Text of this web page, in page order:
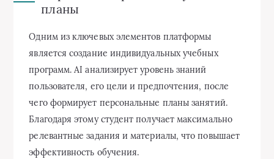
планы
Одним из ключевых элементов платформы
является создание индивидуальных учебных
программ. AI анализирует уровень знаний
пользователя, его цели и предпочтения, после
чего формирует персональные планы занятий.
Благодаря этому студент получает максимально
релевантные задания и материалы, что повышает
эффективность обучения.